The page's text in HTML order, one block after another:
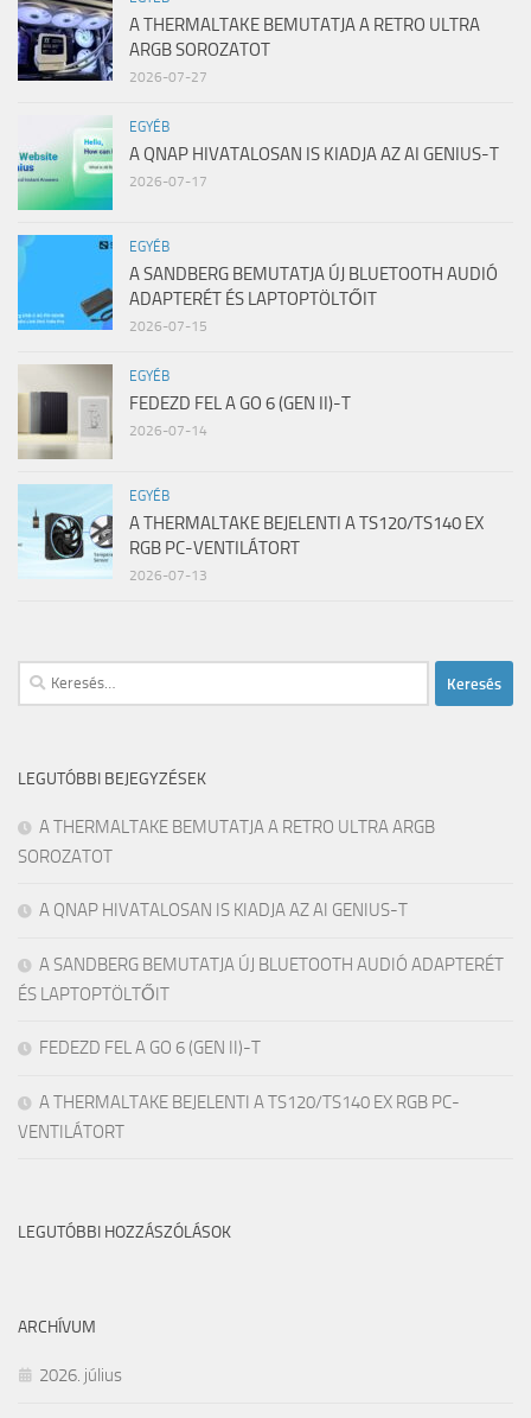
A THERMALTAKE BEMUTATJA A RETRO ULTRA
ARGB SOROZATOT
2026-07-27
EGYÉB
A QNAP HIVATALOSAN IS KIADJA AZ AI GENIUS-T
2026-07-17
EGYÉB
A SANDBERG BEMUTATJA ÚJ BLUETOOTH AUDIÓ
ADAPTERÉT ÉS LAPTOPTÖLTŐIT
2026-07-15
EGYÉB
FEDEZD FEL A GO 6 (GEN II)-T
2026-07-14
EGYÉB
A THERMALTAKE BEJELENTI A TS120/TS140 EX
RGB PC-VENTILÁTORT
2026-07-13
Keresés:
LEGUTÓBBI BEJEGYZÉSEK
A THERMALTAKE BEMUTATJA A RETRO ULTRA ARGB
SOROZATOT
A QNAP HIVATALOSAN IS KIADJA AZ AI GENIUS-T
A SANDBERG BEMUTATJA ÚJ BLUETOOTH AUDIÓ ADAPTERÉT
ÉS LAPTOPTÖLTŐIT
FEDEZD FEL A GO 6 (GEN II)-T
A THERMALTAKE BEJELENTI A TS120/TS140 EX RGB PC-
VENTILÁTORT
LEGUTÓBBI HOZZÁSZÓLÁSOK
ARCHÍVUM
2026. július